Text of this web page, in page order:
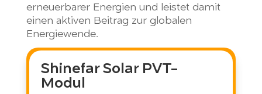
erneuerbarer Energien und leistet damit
einen aktiven Beitrag zur globalen
Energiewende.
Shinefar Solar PVT-
Modul